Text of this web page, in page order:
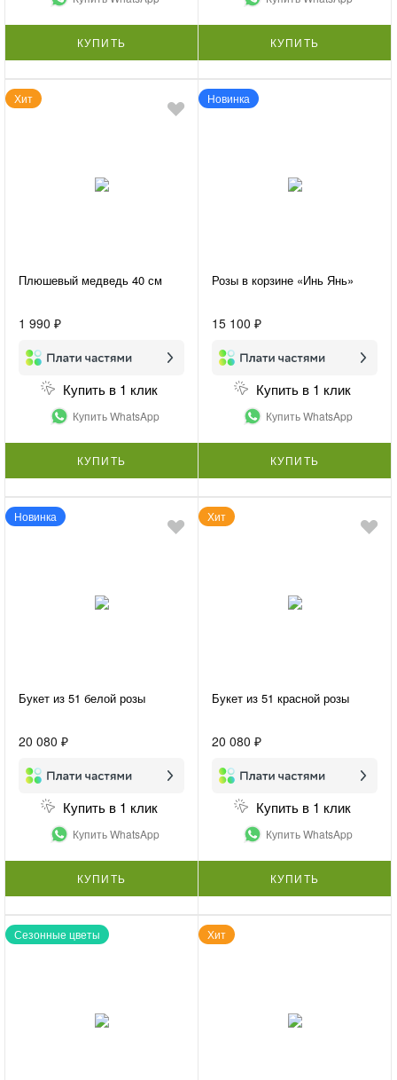
КУПИТЬ КУПИТЬ
Хит
Плюшевый медведь 40 см
1 990 ₽
Купить в 1 клик
Купить WhatsApp
КУПИТЬ
Новинка
Розы в корзине «Инь Янь»
15 100 ₽
Купить в 1 клик
Купить WhatsApp
КУПИТЬ
Новинка
Букет из 51 белой розы
20 080 ₽
Купить в 1 клик
Купить WhatsApp
КУПИТЬ
Хит
Букет из 51 красной розы
20 080 ₽
Купить в 1 клик
Купить WhatsApp
КУПИТЬ
Сезонные цветы Хит